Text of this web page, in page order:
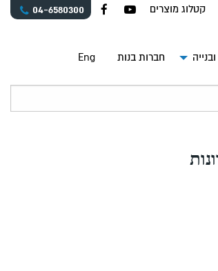
קטלוג מוצרים 04-6580300
חברות בנות Eng